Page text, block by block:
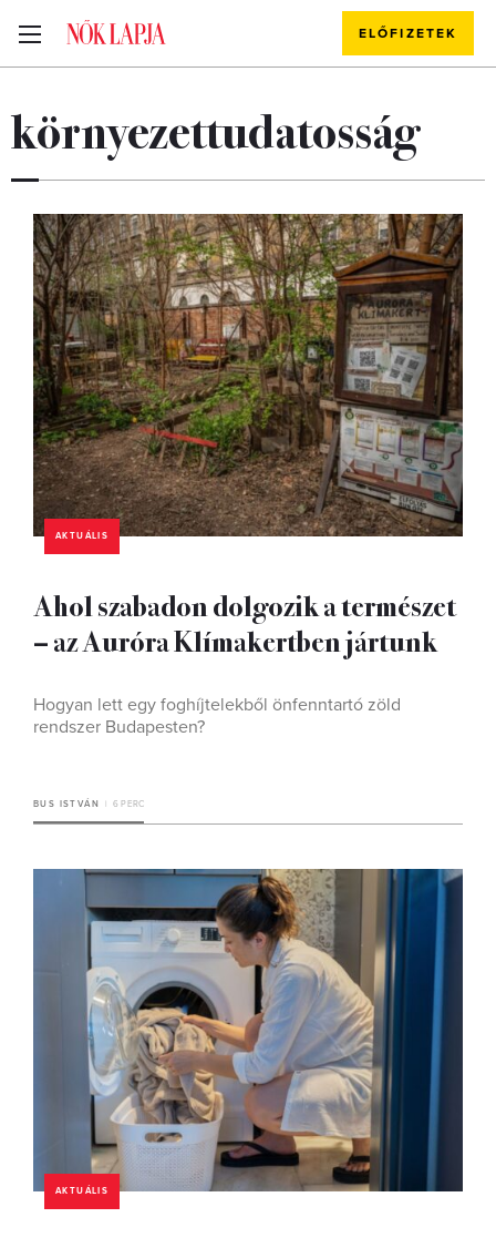
ELŐFIZETEK
környezettudatosság
AKTUÁLIS
Ahol szabadon dolgozik a természet
– az Auróra Klímakertben jártunk
Hogyan lett egy foghíjtelekből önfenntartó zöld
rendszer Budapesten?
BUS ISTVÁN 6 PERC
AKTUÁLIS